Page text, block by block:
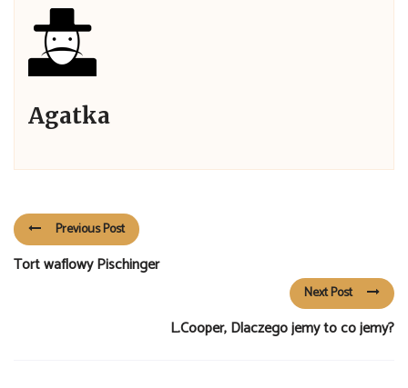
Agatka
Previous Post
Tort waflowy Pischinger
Next Post
L.Cooper, Dlaczego jemy to co jemy?